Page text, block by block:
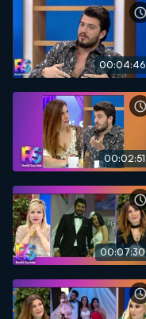
00:04:46
00:02:51
00:07:30